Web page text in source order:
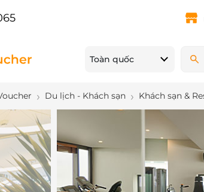
Toàn quốc
Du lịch - Khách sạn Khách sạn &